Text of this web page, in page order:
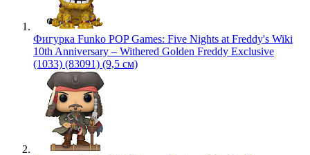
Фигурка Funko POP Games: Five Nights at Freddy's Wiki
10th Anniversary – Withered Golden Freddy Exclusive
(1033) (83091) (9,5 см)